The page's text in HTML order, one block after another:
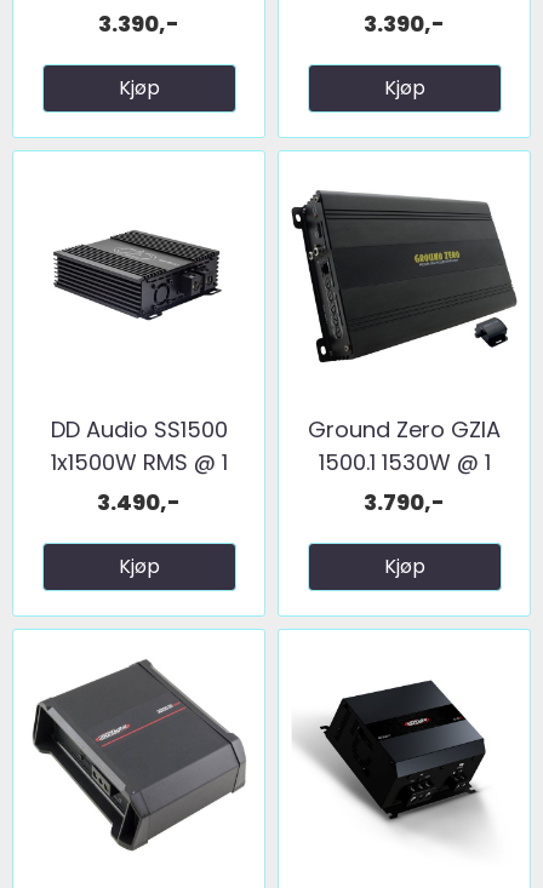
3.390,-
Kjøp
3.390,-
Kjøp
DD Audio SS1500
1x1500W RMS @ 1
ohm
3.490,-
Kjøp
Ground Zero GZIA
1500.1 1530W @ 1
Ohm
3.790,-
Kjøp